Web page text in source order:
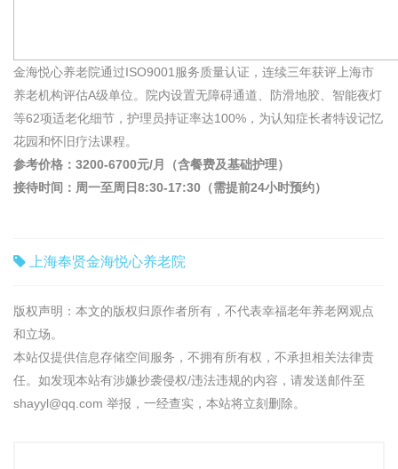
金海悦心养老院通过ISO9001服务质量认证，连续三年获评上海市
养老机构评估A级单位。院内设置无障碍通道、防滑地胶、智能夜灯
等62项适老化细节，护理员持证率达100%，为认知症长者特设记忆
花园和怀旧疗法课程。
参考价格：3200-6700元/月（含餐费及基础护理）
接待时间：周一至周日8:30-17:30（需提前24小时预约）
上海奉贤金海悦心养老院
版权声明：本文的版权归原作者所有，不代表幸福老年养老网观点
和立场。
本站仅提供信息存储空间服务，不拥有所有权，不承担相关法律责
任。如发现本站有涉嫌抄袭侵权/违法违规的内容，请发送邮件至
shayyl@qq.com 举报，一经查实，本站将立刻删除。